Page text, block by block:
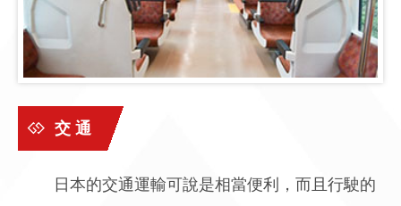
交 通
日本的交通運輸可說是相當便利，而且行駛的